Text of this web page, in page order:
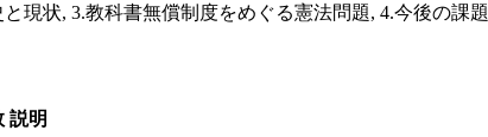
現状, 3.教科書無償制度をめぐる憲法問題, 4.今後の課題
説明